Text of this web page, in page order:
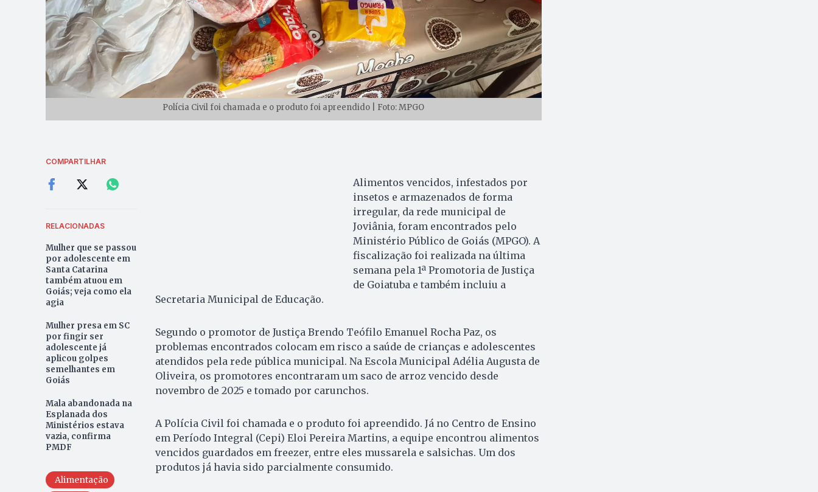
Polícia Civil foi chamada e o produto foi apreendido | Foto: MPGO
COMPARTILHAR
RELACIONADAS
Mulher que se passou
por adolescente em
Santa Catarina
também atuou em
Goiás; veja como ela
agia
Mulher presa em SC
por fingir ser
adolescente já
aplicou golpes
semelhantes em
Goiás
Mala abandonada na
Esplanada dos
Ministérios estava
vazia, confirma
PMDF
Alimentação
Alimentos vencidos, infestados por
insetos e armazenados de forma
irregular, da rede municipal de
Joviânia, foram encontrados pelo
Ministério Público de Goiás (MPGO). A
fiscalização foi realizada na última
semana pela 1ª Promotoria de Justiça
de Goiatuba e também incluiu a
Secretaria Municipal de Educação.
Segundo o promotor de Justiça Brendo Teófilo Emanuel Rocha Paz, os
problemas encontrados colocam em risco a saúde de crianças e adolescentes
atendidos pela rede pública municipal. Na Escola Municipal Adélia Augusta de
Oliveira, os promotores encontraram um saco de arroz vencido desde
novembro de 2025 e tomado por carunchos.
A Polícia Civil foi chamada e o produto foi apreendido. Já no Centro de Ensino
em Período Integral (Cepi) Eloi Pereira Martins, a equipe encontrou alimentos
vencidos guardados em freezer, entre eles mussarela e salsichas. Um dos
produtos já havia sido parcialmente consumido.